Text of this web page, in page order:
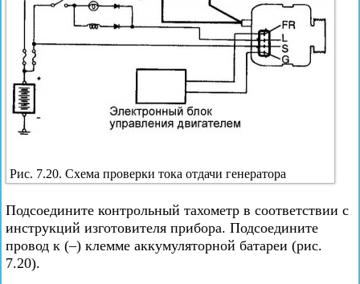
Рис. 7.20. Схема проверки тока отдачи генератора
Подсоедините контрольный тахометр в соответствии с
инструкций изготовителя прибора. Подсоедините
провод к (–) клемме аккумуляторной батареи (рис.
7.20).